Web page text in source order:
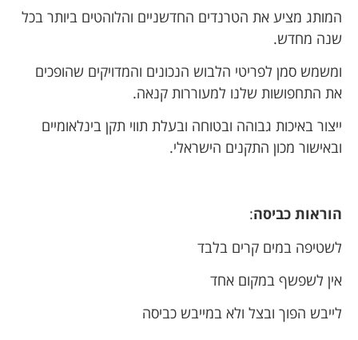
המותג מציע את הטרנדים החדשניים והלוהטים ביותר בכל
שנה מחדש.
ומשמש סמן לפריטי הלבוש הנכונים והמדויקים שהופכים
את התחפושות שלנו למעוררות קנאה.
ייצור באיכות גבוהה ובטוחה ובעלת תווי תקן בינלאומיים
ובאישור מכון התקנים הישראלי.
הוראות כביסה:
לשטיפה במים קרים בלבד
אין לשפשף במקום אחד
לייבש הפוך ובצל ולא במייבש כביסה